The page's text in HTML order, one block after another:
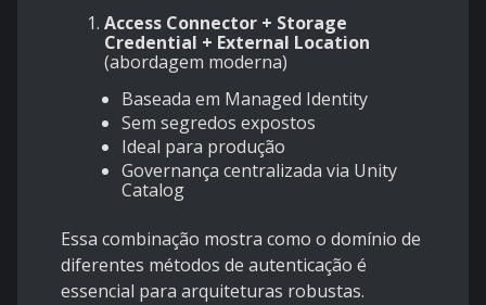
Access Connector + Storage
Credential + External Location
(abordagem moderna)
Baseada em Managed Identity
Sem segredos expostos
Ideal para produção
Governança centralizada via Unity
Catalog
Essa combinação mostra como o domínio de
diferentes métodos de autenticação é
essencial para arquiteturas robustas.